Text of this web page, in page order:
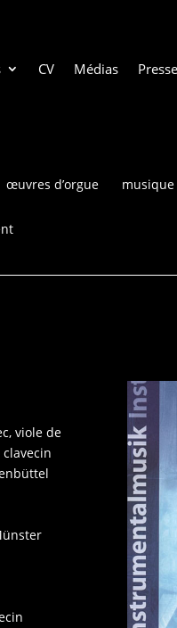
CV Médias Presse
œuvres d’orgue
viole de